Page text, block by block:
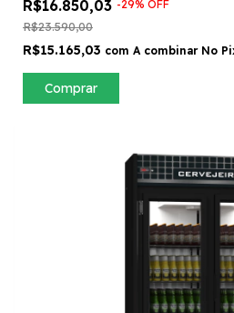
R$16.850,03 -29% OFF
R$23.590,00
R$15.165,03 com A combinar No
Comprar